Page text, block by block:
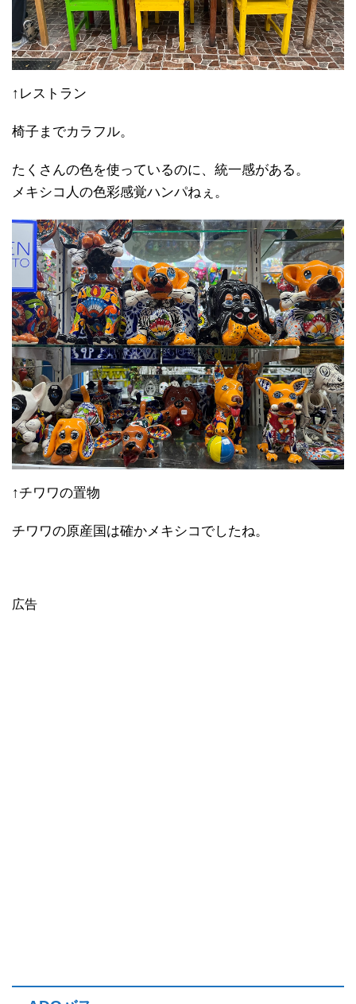
↑レストラン
椅子までカラフル。
たくさんの色を使っているのに、統一感がある。
メキシコ人の色彩感覚ハンパねぇ。
↑チワワの置物
チワワの原産国は確かメキシコでしたね。
広告